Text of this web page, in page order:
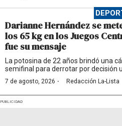
Darianne Hernández se
los 65 kg en los Juegos
fue su mensaje
La potosina de 22 años brindó una
semifinal para derrotar por decisión
7 de agosto, 2026 · Redacción La-Lista
PUBLICIDAD